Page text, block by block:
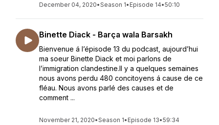
December 04, 2020•Season 1• Episode 14•50:10
Binette Diack - Barça wala Barsakh
Bienvenue á l’épisode 13 du podcast, aujourd’hui
ma soeur Binette Diack et moi parlons de
l’immigration clandestine.Il y a quelques semaines
nous avons perdu 480 concitoyens á cause de ce
fléau. Nous avons parlé des causes et de
comment ...
November 21, 2020•Season 1• Episode 13•59:34